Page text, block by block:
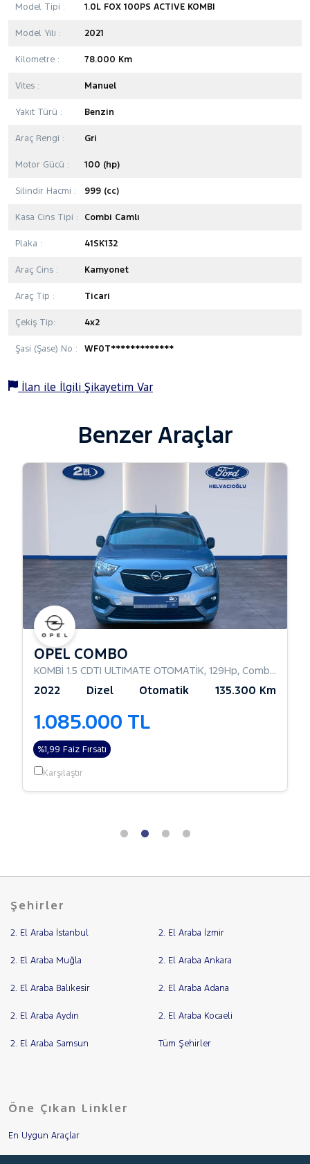
Model Tipi : 1.0L FOX 100PS ACTIVE KOMBI
Model Yılı : 2021
Kilometre : 78.000 Km
Vites : Manuel
Yakıt Türü : Benzin
Araç Rengi : Gri
Motor Gücü : 100 (hp)
Silindir Hacmi : 999 (cc)
Kasa Cins Tipi : Combi Camlı
Plaka : 41SK132
Araç Cins : Kamyonet
Araç Tip : Ticari
Çekiş Tip: 4x2
Şasi (Şase) No : WF0T*************
İlan ile İlgili Şikayetim Var
Benzer Araçlar
OPEL COMBO
KOMBİ 1.5 CDTI ULTIMATE OTOMATİK, 129Hp, Combi Camlı
2022 Dizel Otomatik 135.300 Km
1.085.000 TL
%1,99 Faiz Fırsatı
Karşılaştır
Şehirler
2. El Araba İstanbul 2. El Araba İzmir
2. El Araba Muğla 2. El Araba Ankara
2. El Araba Balıkesir 2. El Araba Adana
2. El Araba Aydın 2. El Araba Kocaeli
2. El Araba Samsun Tüm Şehirler
Öne Çıkan Linkler
En Uygun Araçlar